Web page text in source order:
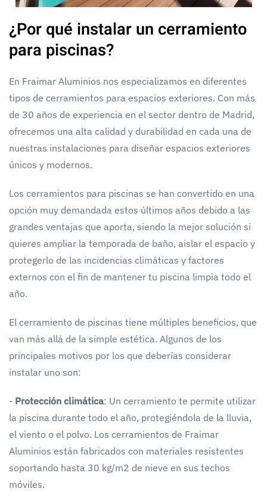
¿Por qué instalar un cerramiento
para piscinas?
En Fraimar Aluminios nos especializamos en diferentes
tipos de cerramientos para espacios exteriores. Con más
de 30 años de experiencia en el sector dentro de Madrid,
ofrecemos una alta calidad y durabilidad en cada una de
nuestras instalaciones para diseñar espacios exteriores
únicos y modernos.
Los cerramientos para piscinas se han convertido en una
opción muy demandada estos últimos años debido a las
grandes ventajas que aporta, siendo la mejor solución si
quieres ampliar la temporada de baño, aislar el espacio y
protegerlo de las incidencias climáticas y factores
externos con el fin de mantener tu piscina limpia todo el
año.
El cerramiento de piscinas tiene múltiples beneficios, que
van más allá de la simple estética. Algunos de los
principales motivos por los que deberías considerar
instalar uno son:
- Protección climática: Un cerramiento te permite utilizar
la piscina durante todo el año, protegiéndola de la lluvia,
el viento o el polvo. Los cerramientos de Fraimar
Aluminios están fabricados con materiales resistentes
soportando hasta 30 kg/m2 de nieve en sus techos
móviles.